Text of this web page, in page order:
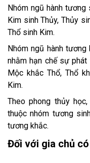
Nhóm ngũ hành
Kim sinh Thủy, Thủy
Thổ sinh Kim.
Nhóm ngũ hành
nhằm hạn chế sự
Mộc khắc Thổ, Thổ
Kim.
Theo phong thủy
thuộc nhóm tương
tương khắc.
Đối với gia chủ